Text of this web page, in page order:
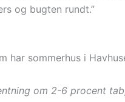
og bugten rundt.”
har sommerhus i
om 2-6 procent